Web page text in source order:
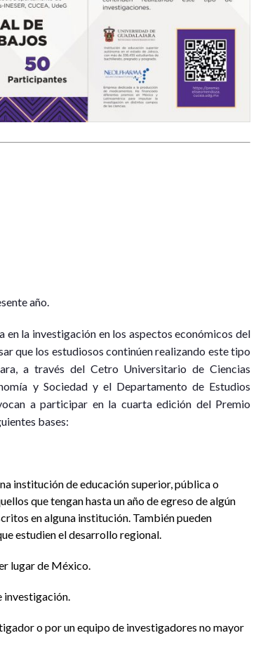
año.
la investigación en los aspectos económicos del
que los estudiosos continúen realizando este tipo
a través del Cetro Universitario de Ciencias
y Sociedad y el Departamento de Estudios
a participar en la cuarta edición del Premio
bases:
institución de educación superior, pública o
que tengan hasta un año de egreso de algún
en alguna institución. También pueden
estudien el desarrollo regional.
lugar de México.
investigación.
o por un equipo de investigadores no mayor